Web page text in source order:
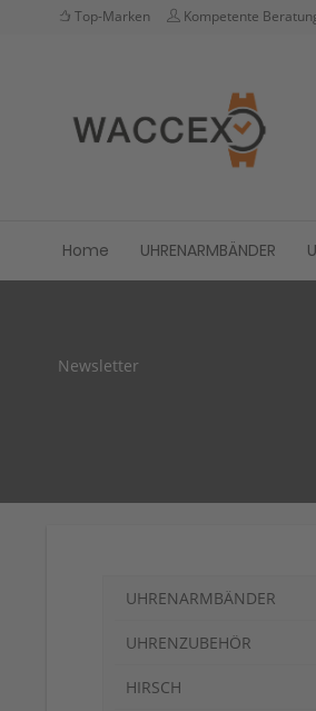
Top-Marken Kompetente
Home UHRENARMBÄNDER
Newsletter
UHRENARMBÄNDER
UHRENZUBEHÖR
HIRSCH